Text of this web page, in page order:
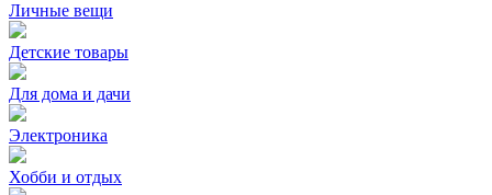
Личные вещи
Детские товары
Для дома и дачи
Электроника
Хобби и отдых